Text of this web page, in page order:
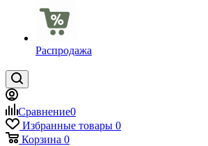
Распродажа
Сравнение0
Избранные товары 0
Корзина 0